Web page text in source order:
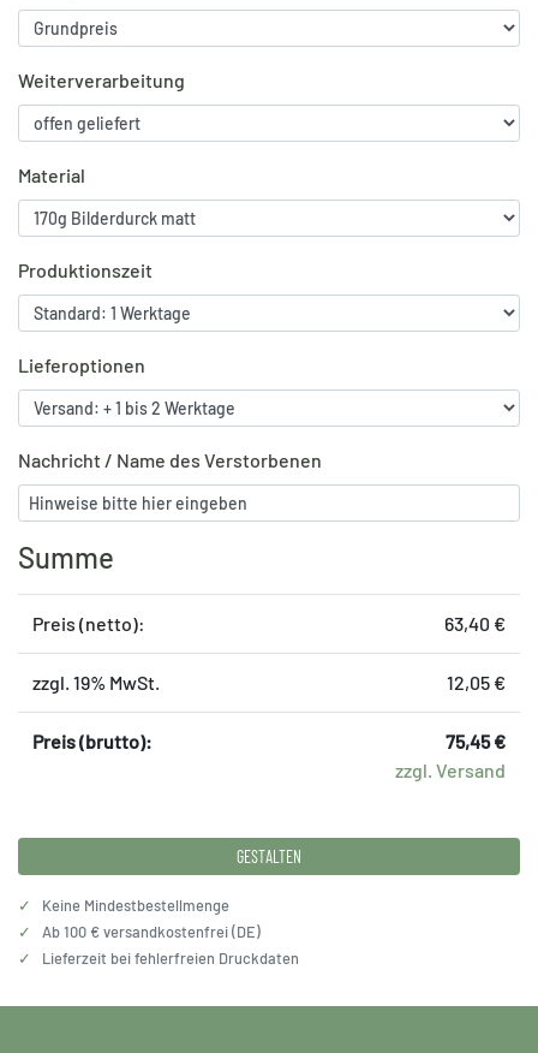
Weiterverarbeitung
Material
Produktionszeit
Lieferoptionen
Nachricht / Name des Verstorbenen
Summe
Preis (netto): 63,40 €
zzgl. 19% MwSt. 12,05 €
Preis (brutto):
75,45 €
zzgl. Versand
GESTALTEN
✓
Keine Mindestbestellmenge
✓
Ab 100 € versandkostenfrei (DE)
✓
Lieferzeit bei fehlerfreien Druckdaten